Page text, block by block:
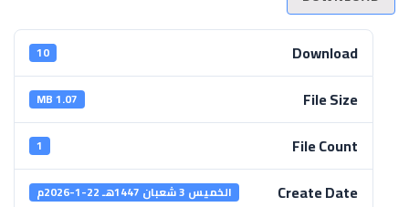
Download
10
File Size
1.07 MB
File Count
1
Create Date الخميس 3 شعبان 1447هـ 22-1-2026م